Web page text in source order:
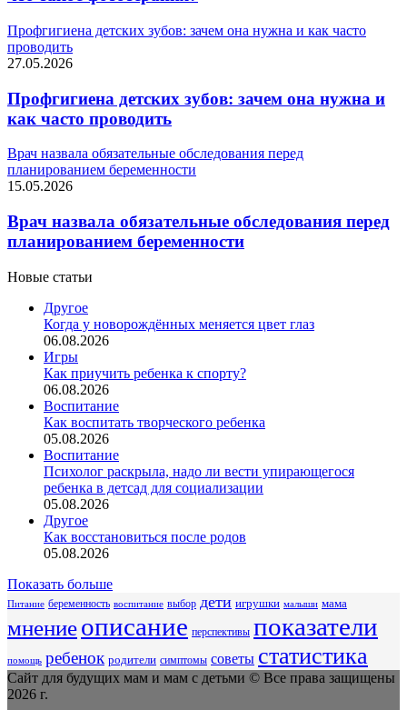
Профгигиена детских зубов: зачем она нужна и как часто
проводить
27.05.2026
Профгигиена детских зубов: зачем она нужна и
как часто проводить
Врач назвала обязательные обследования перед
планированием беременности
15.05.2026
Врач назвала обязательные обследования перед
планированием беременности
Новые статьи
Другое
Когда у новорождённых меняется цвет глаз
06.08.2026
Игры
Как приучить ребенка к спорту?
06.08.2026
Воспитание
Как воспитать творческого ребенка
05.08.2026
Воспитание
Психолог раскрыла, надо ли вести упирающегося
ребенка в детсад для социализации
05.08.2026
Другое
Как восстановиться после родов
05.08.2026
Показать больше
Питание беременность воспитание выбор дети игрушки малыши мама
мнениеописание перспективы показатели
помощь ребенок родители симптомы советы статистика
Сайт для будущих мам и мам с детьми © Все права защищены
2026 г.